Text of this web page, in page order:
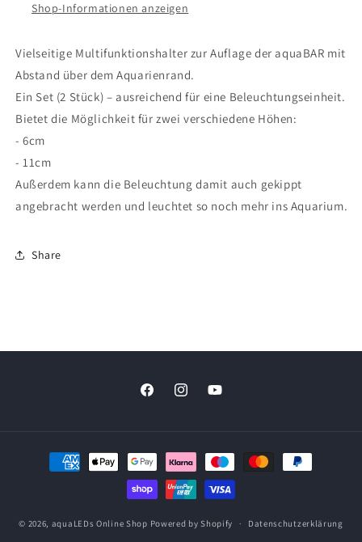
Shop-Informationen anzeigen
Vielseitige Multifunktionshalter zur Auflage der aquaBAR mit
Abstand über dem Aquarienrand.
Ein Set (2 Stück) – ausreichend für eine Beleuchtungseinheit.
Bietet die Möglichkeit für zwei verschiedene Höhen:
- 6cm
- 11cm
Außerdem kann die Beleuchtung damit auch gekippt
angebracht werden und leuchtet so noch mehr ins Aquarium.
Share
FacebookInstagramYouTube
Zahlungsmethoden
© 2026, aquaLEDs Online Shop Powered by Shopify Datenschutzerklärung